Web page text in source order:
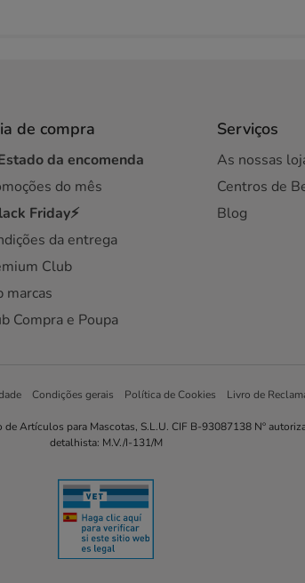
de compra
da encomenda
do mês
Friday⚡
da entrega
Club
marcas
Compra e Poupa
Serviços
As nossas
Centros de
Blog
Condições gerais Política de Cookies Livro de
Artículos para Mascotas, S.L.U. CIF B-93087138 Nº
detalhista: M.V./I-131/M